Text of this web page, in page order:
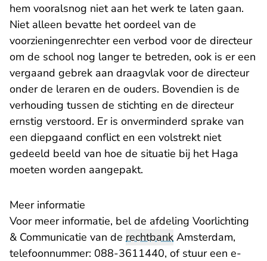
hem vooralsnog niet aan het werk te laten gaan.
Niet alleen bevatte het oordeel van de
voorzieningenrechter een verbod voor de directeur
om de school nog langer te betreden, ook is er een
vergaand gebrek aan draagvlak voor de directeur
onder de leraren en de ouders. Bovendien is de
verhouding tussen de stichting en de directeur
ernstig verstoord. Er is onverminderd sprake van
een diepgaand conflict en een volstrekt niet
gedeeld beeld van hoe de situatie bij het Haga
moeten worden aangepakt.
Meer informatie
Voor meer informatie, bel de afdeling Voorlichting
& Communicatie van de rechtbank Amsterdam,
telefoonnummer: 088-3611440, of stuur een e-